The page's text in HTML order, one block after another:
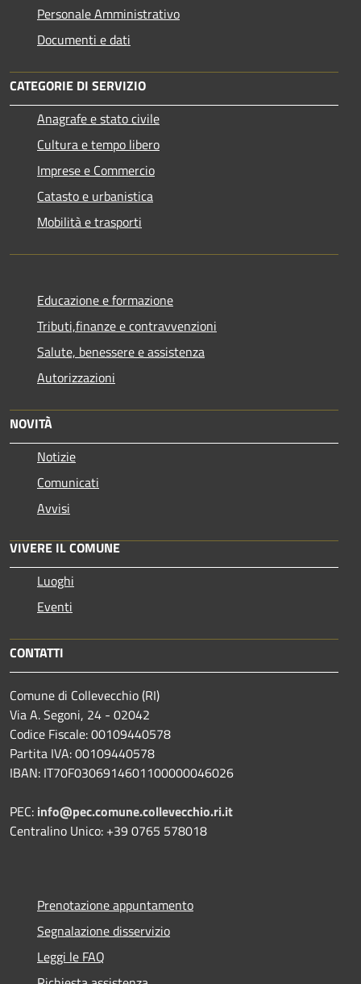
Personale Amministrativo
Documenti e dati
CATEGORIE DI SERVIZIO
Anagrafe e stato civile
Cultura e tempo libero
Imprese e Commercio
Catasto e urbanistica
Mobilità e trasporti
Educazione e formazione
Tributi,finanze e contravvenzioni
Salute, benessere e assistenza
Autorizzazioni
NOVITÀ
Notizie
Comunicati
Avvisi
VIVERE IL COMUNE
Luoghi
Eventi
CONTATTI
Comune di Collevecchio (RI)
Via A. Segoni, 24 - 02042
Codice Fiscale: 00109440578
Partita IVA: 00109440578
IBAN: IT70F0306914601100000046026
PEC: info@pec.comune.collevecchio.ri.it
Centralino Unico: +39 0765 578018
Prenotazione appuntamento
Segnalazione disservizio
Leggi le FAQ